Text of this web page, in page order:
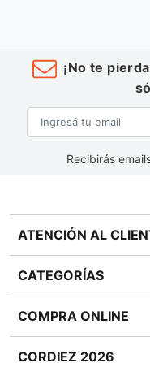
¡No te
Recibirás
ATENCIÓN AL
Preguntas frecuentes
0810 555 1970
Términos y
Política de
CATEGORÍAS
Bebidas
Lácteos
COMPRA ONLINE
Métodos de entrega
CORDIEZ 2026